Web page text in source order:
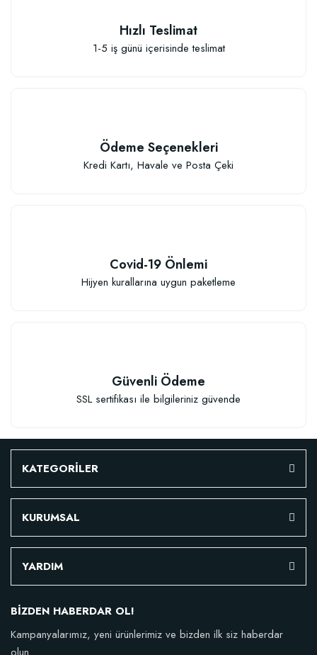
Özel Karışım Kaktüs Sukkulent Toprağı (2 litre)
Sepete Ekle
TÜKENDI
Granül Kaktüs Sukulent Gübresi (0,5 kg)
Stokta Yok
Hızlı Teslimat
1-5 iş günü içerisinde teslimat
Ödeme Seçenekleri
Kredi Kartı, Havale ve Posta Çeki
Covid-19 Önlemi
Hijyen kurallarına uygun paketleme
Güvenli Ödeme
SSL sertifikası ile bilgileriniz güvende
KATEGORİLER
KURUMSAL
YARDIM
BİZDEN HABERDAR OL!
Kampanyalarımız, yeni ürünlerimiz ve bizden ilk siz haberdar